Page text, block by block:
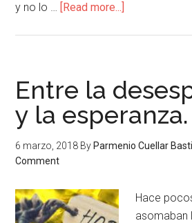
y no lo … [Read more...]
Entre la
y la esperanza.
6 marzo, 2018 By Parmenio Cuellar
Comment
Hace
asomaban